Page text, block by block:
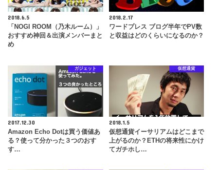
2018.6.5
「NOGI ROOM（乃木ルーム）」
おすすめ神回＆出演メンバーまと
め
2018.2.17
ワードプレス ブログ半年でPV数
と収益はどのくらいになるのか？
ガジェット
2017.12.30
Amazon Echo Dotは買う価値あ
る？使って分かった３つのおす
す…
仮想通貨
2018.1.5
仮想通貨イーサリアムはどこまで
上がるのか？ETHの将来性にかけ
てガチホし…